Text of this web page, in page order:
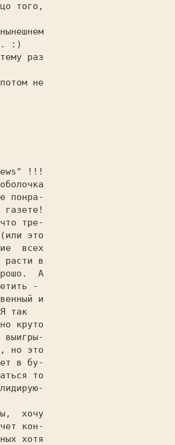
того,
:)
понра-
газете!
тре-
это
всех
расти в
А
-
и
так
круто
выигры-
но это
в бу-
то
кон-
хотя